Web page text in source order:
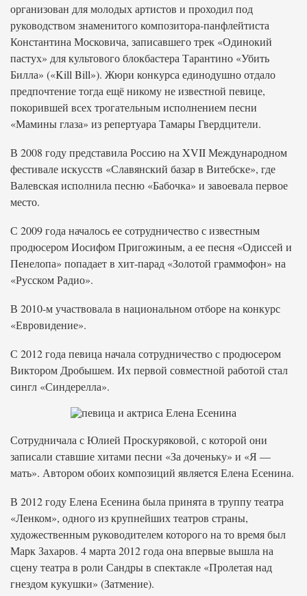
организован для молодых артистов и проходил под
руководством знаменитого композитора-панфлейтиста
Константина Московича, записавшего трек «Одинокий
пастух» для культового блокбастера Тарантино «Убить
Билла» («Kill Bill»). Жюри конкурса единодушно отдало
предпочтение тогда ещё никому не известной певице,
покорившей всех трогательным исполнением песни
«Мамины глаза» из репертуара Тамары Гвердцители.
В 2008 году представила Россию на XVII Международном
фестивале искусств «Славянский базар в Витебске», где
Валевская исполнила песню «Бабочка» и завоевала первое
место.
С 2009 года началось ее сотрудничество с известным
продюсером Иосифом Пригожиным, а ее песня «Одиссей и
Пенелопа» попадает в хит-парад «Золотой граммофон» на
«Русском Радио».
В 2010-м участвовала в национальном отборе на конкурс
«Евровидение».
С 2012 года певица начала сотрудничество с продюсером
Виктором Дробышем. Их первой совместной работой стал
сингл «Синдерелла».
Сотрудничала с Юлией Проскуряковой, с которой они
записали ставшие хитами песни «За доченьку» и «Я —
мать». Автором обоих композиций является Елена Есенина.
В 2012 году Елена Есенина была принята в труппу театра
«Ленком», одного из крупнейших театров страны,
художественным руководителем которого на то время был
Марк Захаров. 4 марта 2012 года она впервые вышла на
сцену театра в роли Сандры в спектакле «Пролетая над
гнездом кукушки» (Затмение).